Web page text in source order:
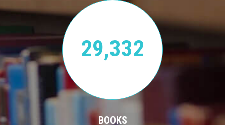
29,332
BOOKS